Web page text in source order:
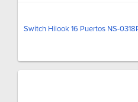
Switch Hilook 16 Puertos NS-